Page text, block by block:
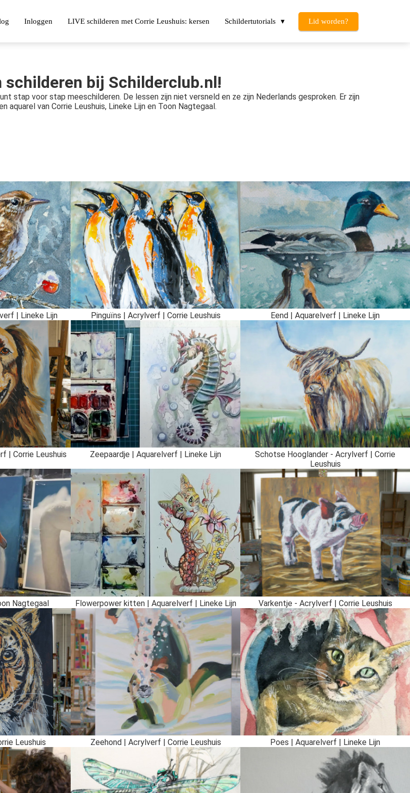
Inloggen LIVE schilderen met Corrie Leushuis: kersen Schildertutorials Lid worden?
schilderen bij Schilderclub.nl!
stap voor stap meeschilderen. De lessen zijn niet versneld en ze zijn Nederlands gesproken. Er zijn
aquarel van Corrie Leushuis, Lineke Lijn en Toon Nagtegaal.
| Lineke Lijn Pinguïns | Acrylverf | Corrie Leushuis Eend | Aquarelverf | Lineke Lijn
| Corrie Leushuis Zeepaardje | Aquarelverf | Lineke Lijn
Schotse Hooglander - Acrylverf | Corrie
Leushuis
Nagtegaal Flowerpower kitten | Aquarelverf | Lineke Lijn Varkentje - Acrylverf | Corrie Leushuis
Leushuis Zeehond | Acrylverf | Corrie Leushuis Poes | Aquarelverf | Lineke Lijn